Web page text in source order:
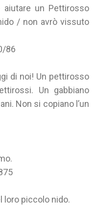
un Pettirosso
/ non avrò vissuto
86
di noi! Un pettirosso
Un gabbiano
Non si copiano l’un
loro piccolo nido.